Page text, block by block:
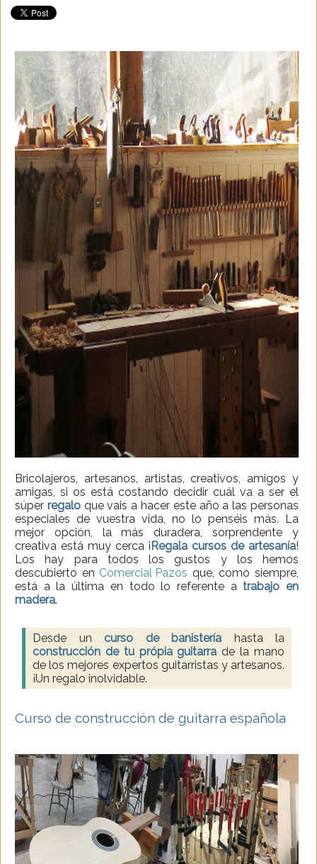
Bricolajeros, artesanos, artistas, creativos, amigos y
amigas, si os está costando decidir cuál va a ser el
súper regaloque vais a hacer este año a las personas
especiales de vuestra vida, no lo penséis más. La
mejor opción, la más duradera, sorprendente y
creativa está muy cerca ¡Regala cursos de artesanía!
Los hay para todos los gustos y los hemos
descubierto en Comercial Pazos que, como siempre,
está a la última en todo lo referente atrabajo en
madera.
Desde un curso de banistería hasta la
construcción de tu própia guitarra de la mano
de los mejores expertos guitarristas y artesanos.
¡Un regalo inolvidable.
Curso de construcción de guitarra española